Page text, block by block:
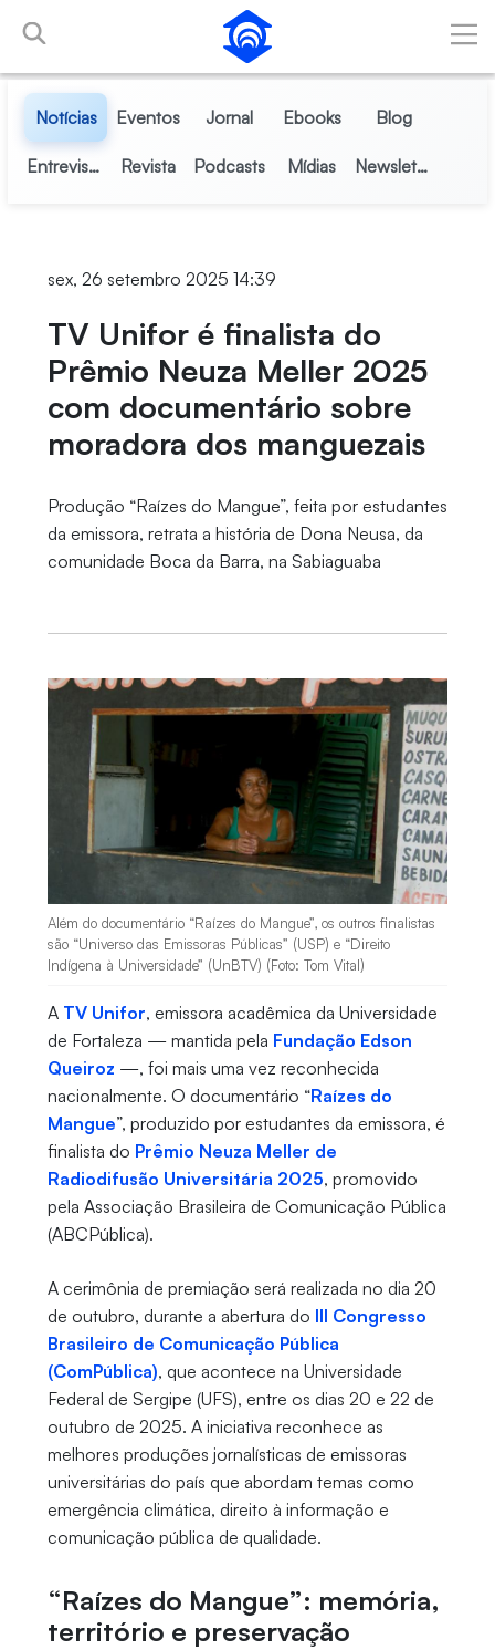
Pular para o Conteúdo principal
Notícias Eventos Jornal Ebooks Blog
Entrevistas Revista Podcasts Mídias Newsletter
sex, 26 setembro 2025 14:39
TV Unifor é finalista do
Prêmio Neuza Meller 2025
com documentário sobre
moradora dos manguezais
Produção “Raízes do Mangue”, feita por estudantes
da emissora, retrata a história de Dona Neusa, da
comunidade Boca da Barra, na Sabiaguaba
Além do documentário “Raízes do Mangue”, os outros finalistas
são “Universo das Emissoras Públicas” (USP) e “Direito
Indígena à Universidade” (UnBTV) (Foto: Tom Vital)
A TV Unifor, emissora acadêmica da Universidade
de Fortaleza — mantida pela Fundação Edson
Queiroz —, foi mais uma vez reconhecida
nacionalmente. O documentário “Raízes do
Mangue”, produzido por estudantes da emissora, é
finalista do Prêmio Neuza Meller de
Radiodifusão Universitária 2025, promovido
pela Associação Brasileira de Comunicação Pública
(ABCPública).
A cerimônia de premiação será realizada no dia 20
de outubro, durante a abertura do III Congresso
Brasileiro de Comunicação Pública
(ComPública), que acontece na Universidade
Federal de Sergipe (UFS), entre os dias 20 e 22 de
outubro de 2025. A iniciativa reconhece as
melhores produções jornalísticas de emissoras
universitárias do país que abordam temas como
emergência climática, direito à informação e
comunicação pública de qualidade.
“Raízes do Mangue”: memória,
território e preservação